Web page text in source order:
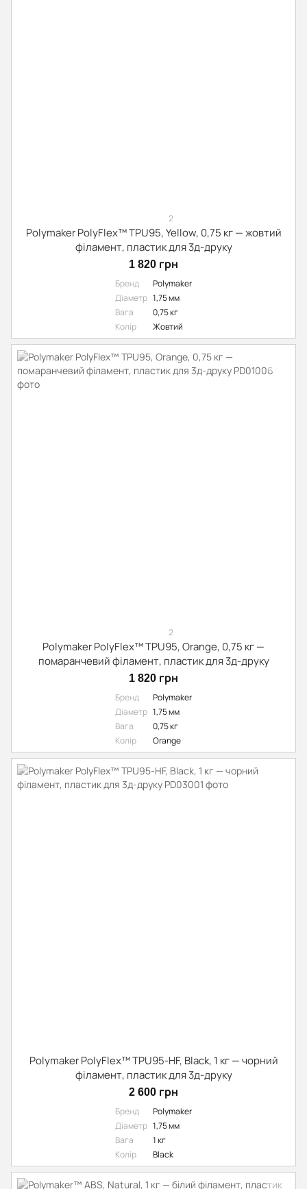
2
Polymaker PolyFlex™ TPU95, Yellow, 0,75 кг — жовтий
філамент, пластик для 3д-друку
1 820 грн
Бренд
Polymaker
Діаметр 1,75 мм
Вага
0,75 кг
Колір
Жовтий
2
Polymaker PolyFlex™ TPU95, Orange, 0,75 кг —
помаранчевий філамент, пластик для 3д-друку
1 820 грн
Бренд
Polymaker
Діаметр 1,75 мм
Вага
0,75 кг
Колір
Orange
Polymaker PolyFlex™ TPU95-HF, Black, 1 кг — чорний
філамент, пластик для 3д-друку
2 600 грн
Бренд
Polymaker
Діаметр 1,75 мм
Вага
1 кг
Колір
Black